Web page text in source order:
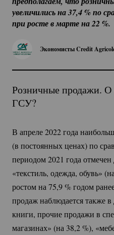
Экономисты Credit
увеличились на 37,4 % по
при росте в марте на 22 %.
Розничные продажи. О
ГСУ?
В апреле 2022 года
(в постоянных ценах) по
периодом 2021 года
«текстиль, одежда, обувь»
ростом на 75,9 %годом
продаж наблюдается также в
книги, прочие продажи в
магазинах» (на 38,2 %),